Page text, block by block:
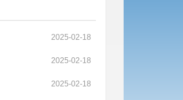
2025-02-18
2025-02-18
2025-02-18